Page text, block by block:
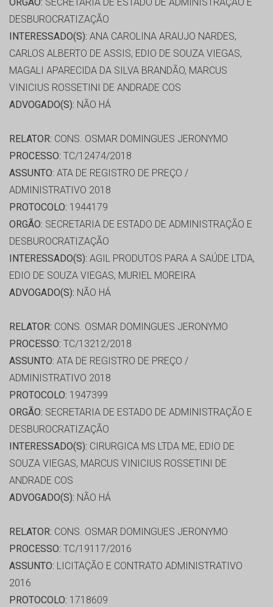
ORGÃO: SECRETARIA DE ESTADO DE ADMINISTRAÇÃO E
DESBUROCRATIZAÇÃO
INTERESSADO(S): ANA CAROLINA ARAUJO NARDES,
CARLOS ALBERTO DE ASSIS, EDIO DE SOUZA VIEGAS,
MAGALI APARECIDA DA SILVA BRANDÃO, MARCUS
VINICIUS ROSSETINI DE ANDRADE COS
ADVOGADO(S): NÃO HÁ
RELATOR: CONS. OSMAR DOMINGUES JERONYMO
PROCESSO: TC/12474/2018
ASSUNTO: ATA DE REGISTRO DE PREÇO /
ADMINISTRATIVO 2018
PROTOCOLO: 1944179
ORGÃO: SECRETARIA DE ESTADO DE ADMINISTRAÇÃO E
DESBUROCRATIZAÇÃO
INTERESSADO(S): AGIL PRODUTOS PARA A SAÚDE LTDA,
EDIO DE SOUZA VIEGAS, MURIEL MOREIRA
ADVOGADO(S): NÃO HÁ
RELATOR: CONS. OSMAR DOMINGUES JERONYMO
PROCESSO: TC/13212/2018
ASSUNTO: ATA DE REGISTRO DE PREÇO /
ADMINISTRATIVO 2018
PROTOCOLO: 1947399
ORGÃO: SECRETARIA DE ESTADO DE ADMINISTRAÇÃO E
DESBUROCRATIZAÇÃO
INTERESSADO(S): CIRURGICA MS LTDA ME, EDIO DE
SOUZA VIEGAS, MARCUS VINICIUS ROSSETINI DE
ANDRADE COS
ADVOGADO(S): NÃO HÁ
RELATOR: CONS. OSMAR DOMINGUES JERONYMO
PROCESSO: TC/19117/2016
ASSUNTO: LICITAÇÃO E CONTRATO ADMINISTRATIVO
2016
PROTOCOLO: 1718609